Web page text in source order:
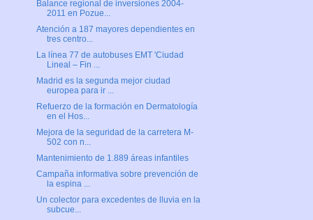
Balance regional de inversiones 2004-
2011 en Pozue...
Atención a 187 mayores dependientes en
tres centro...
La línea 77 de autobuses EMT 'Ciudad
Lineal – Fin ...
Madrid es la segunda mejor ciudad
europea para ir ...
Refuerzo de la formación en Dermatología
en el Hos...
Mejora de la seguridad de la carretera M-
502 con n...
Mantenimiento de 1.889 áreas infantiles
Campaña informativa sobre prevención de
la espina ...
Un colector para excedentes de lluvia en la
subcue...